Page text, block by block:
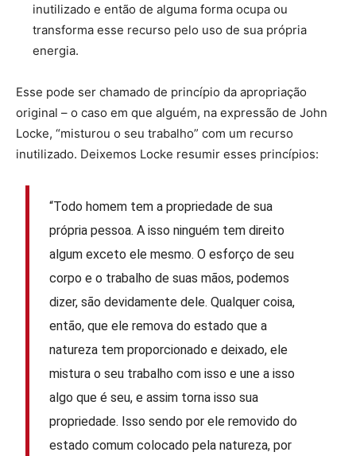
inutilizado e então de alguma forma ocupa ou
transforma esse recurso pelo uso de sua própria
energia.
Esse pode ser chamado de princípio da apropriação
original – o caso em que alguém, na expressão de John
Locke, “misturou o seu trabalho” com um recurso
inutilizado. Deixemos Locke resumir esses princípios:
“Todo homem tem a propriedade de sua
própria pessoa. A isso ninguém tem direito
algum exceto ele mesmo. O esforço de seu
corpo e o trabalho de suas mãos, podemos
dizer, são devidamente dele. Qualquer coisa,
então, que ele remova do estado que a
natureza tem proporcionado e deixado, ele
mistura o seu trabalho com isso e une a isso
algo que é seu, e assim torna isso sua
propriedade. Isso sendo por ele removido do
estado comum colocado pela natureza, por